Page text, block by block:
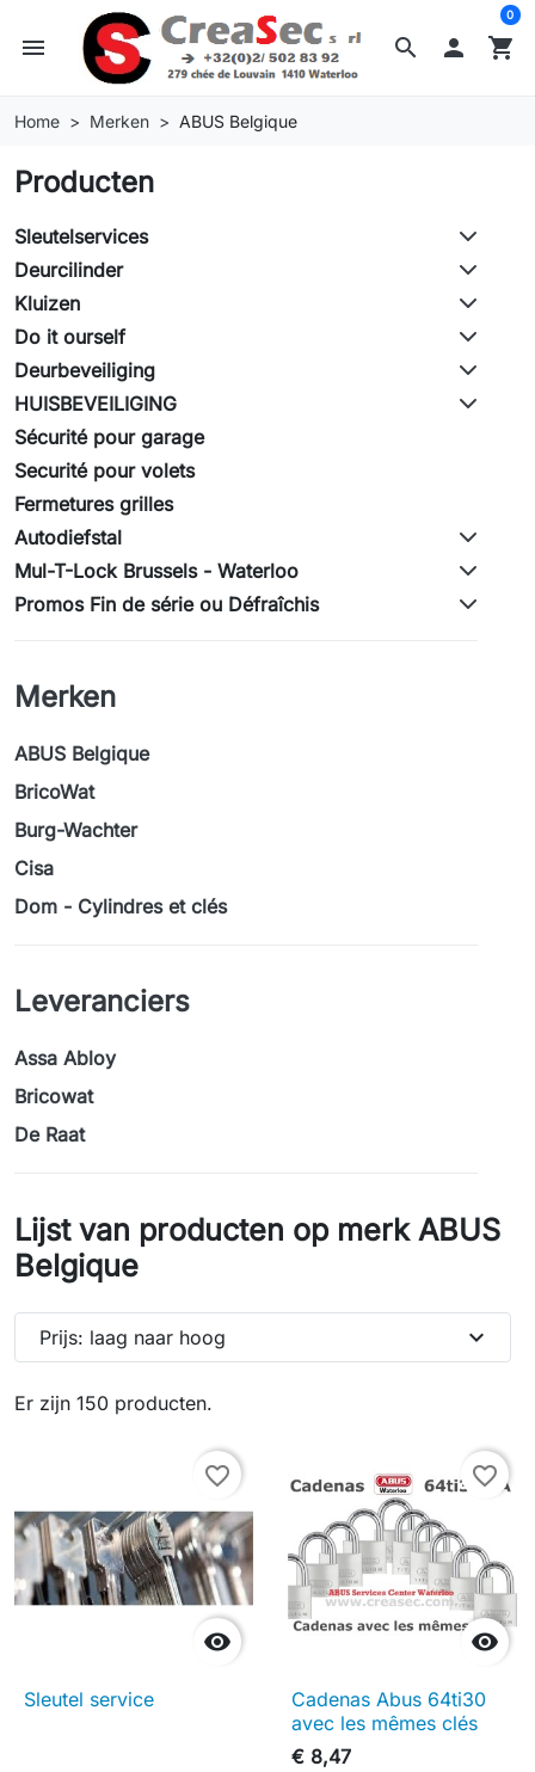
search
menu  shopping_cart
0
Home Merken ABUS Belgique
Producten
Sleutelservices
Deurcilinder
Kluizen
Do it ourself
Deurbeveiliging
HUISBEVEILIGING
Sécurité pour garage
Securité pour volets
Fermetures grilles
Autodiefstal
Mul-T-Lock Brussels - Waterloo
Promos Fin de série ou Défraîchis
Merken
ABUS Belgique
BricoWat
Burg-Wachter
Cisa
Dom - Cylindres et clés
Leveranciers
Assa Abloy
Bricowat
De Raat
Lijst van producten op merk ABUS
Belgique
Er zijn 150 producten.
Prijs: laag naar hoog expand_more

favorite_border
Sleutel service

favorite_border
Cadenas Abus 64ti30
avec les mêmes clés
€ 8,47